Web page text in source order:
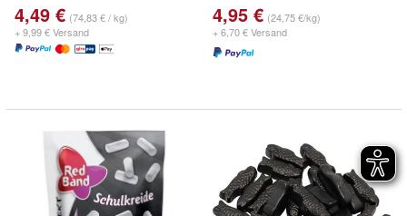
4,49 € (74,83 € / kg)
+ 9,99 € Versand
4,95 € (24,75 €/kg)
+ 6,70 € Versand